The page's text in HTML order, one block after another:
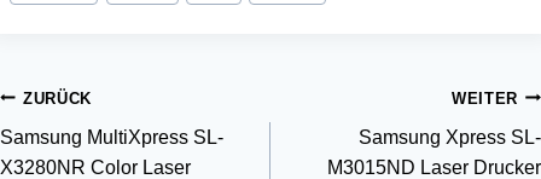
Beitragsnavigation
ZURÜCK
Samsung MultiXpress SL-
X3280NR Color Laser
WEITER
Samsung Xpress SL-
M3015ND Laser Drucker